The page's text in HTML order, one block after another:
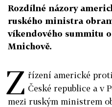
Rozdílné názory
ruského ministra
víkendového summitu
Mnichově.
Z řízení americké
České republice a v
mezi ruským ministrem